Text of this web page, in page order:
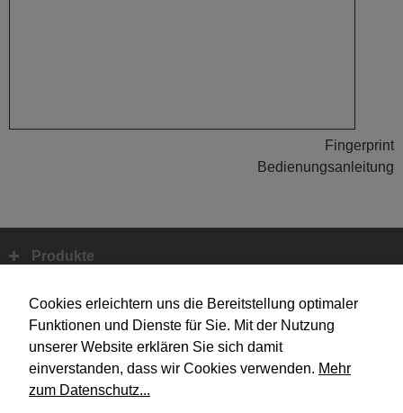
Cookies erleichtern uns die Bereitstellung optimaler
Funktionen und Dienste für Sie. Mit der Nutzung
unserer Website erklären Sie sich damit
einverstanden, dass wir Cookies verwenden. Mehr
zum Datenschutz...
Fingerprint
Bedienungsanleitung
Produkte
Systemtechnik
Design
Unternehmen